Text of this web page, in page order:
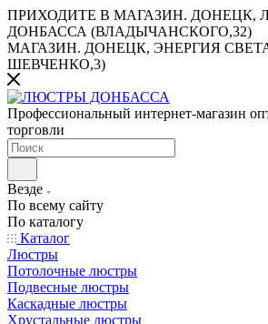
ПРИХОДИТЕ В МАГАЗИН. ДОНЕЦК,
ДОНБАССА (ВЛАДЫЧАНСКОГО,32)
МАГАЗИН. ДОНЕЦК, ЭНЕРГИЯ
ШЕВЧЕНКО,3)
Профессиональный интернет-магазин
торговли
Везде
По всему сайту
По каталогу
Каталог
Люстры
Потолочные люстры
Подвесные люстры
Каскадные люстры
Хрустальные люстры